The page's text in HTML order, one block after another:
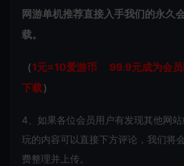
网游单机推荐直接入手我们的永久
载。
（1元=10爱游币 99.9元成为会员
下载）
4、如果各位会员用户有发现其他网
玩的内容可以直接下方评论，我们将
费整理并上传。